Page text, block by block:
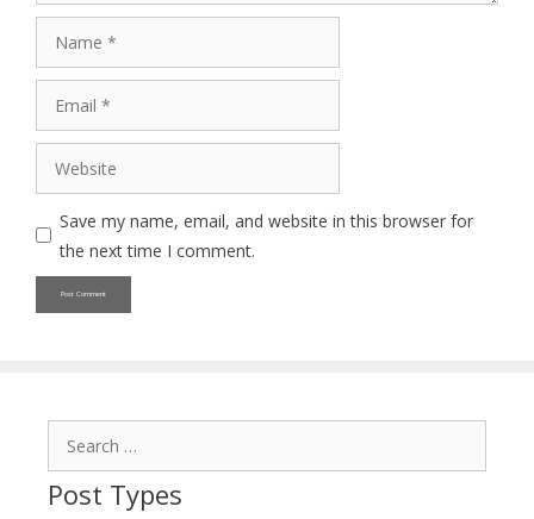
Website
Save my name, email, and website in this browser for
the next time I comment.
Post Types